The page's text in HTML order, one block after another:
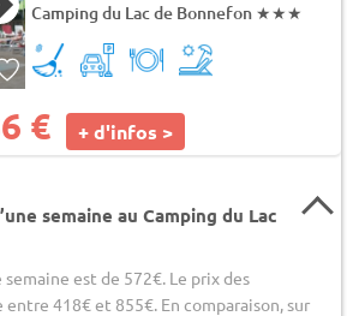
Camping du Lac de Bonnefon ★★★
€ + d'infos >
semaine au Camping du Lac
semaine est de 572€. Le prix des
418€ et 855€. En comparaison, sur